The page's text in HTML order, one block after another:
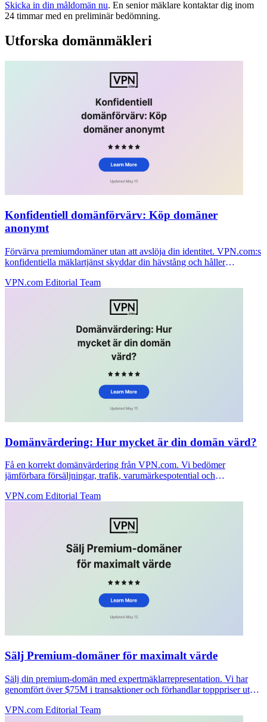
Skicka in din måldomän nu. En senior mäklare kontaktar dig inom
24 timmar med en preliminär bedömning.
Utforska domänmäkleri
Konfidentiell domänförvärv: Köp domäner
anonymt
Förvärva premiumdomäner utan att avslöja din identitet. VPN.com:s
konfidentiella mäklartjänst skyddar din hävstång och håller
VPN.com Editorial Team
Domänvärdering: Hur mycket är din domän värd?
Få en korrekt domänvärdering från VPN.com. Vi bedömer
jämförbara försäljningar, trafik, varumärkespotential och
VPN.com Editorial Team
Sälj Premium-domäner för maximalt värde
Sälj din premium-domän med expertmäklarrepresentation. Vi har
genomfört över $75M i transaktioner och förhandlar topppriser utan
VPN.com Editorial Team